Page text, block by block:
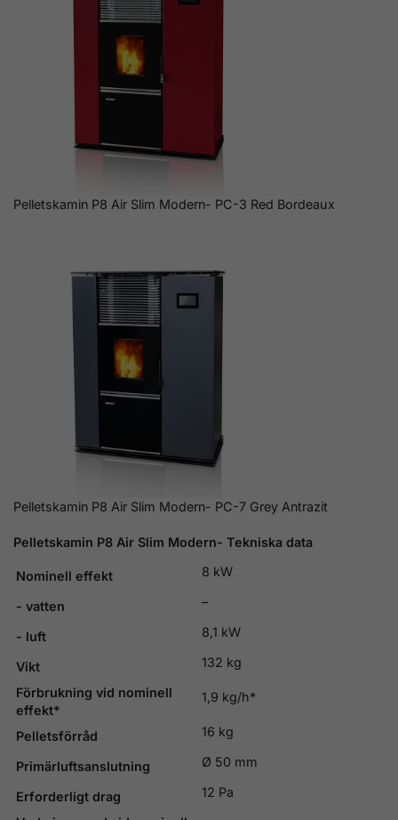
Pelletskamin P8 Air Slim Modern- PC-3 Red Bordeaux
Pelletskamin P8 Air Slim Modern- PC-7 Grey Antrazit
Pelletskamin P8 Air Slim Modern- Tekniska data
Nominell effekt 8 kW
- vatten –
- luft 8,1 kW
Vikt
132 kg
Förbrukning vid nominell
effekt*
1,9 kg/h*
Pelletsförråd 16 kg
Primärluftsanslutning Ø 50 mm
Erforderligt drag
12 Pa